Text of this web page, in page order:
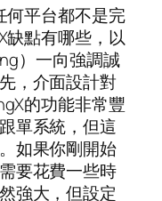
何平台都不是完
缺點有哪些，以
）一向強調誠
，介面設計對
的功能非常豐
單系統，但這
如果你剛開始
要花費一些時
強大，但設定